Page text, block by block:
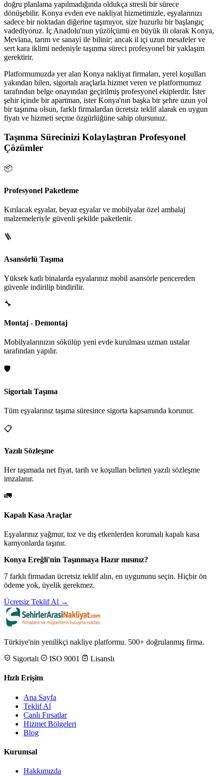
doğru planlama yapılmadığında oldukça stresli bir sürece
dönüşebilir. Konya evden eve nakliyat hizmetimizle, eşyalarınızı
sadece bir noktadan diğerine taşımıyor, size huzurlu bir başlangıç
vadediyoruz. İç Anadolu'nun yüzölçümü en büyük ili olarak Konya,
Mevlana, tarım ve sanayi ile bilinir; ancak il içi uzun mesafeler ve
sert kara iklimi nedeniyle taşınma süreci profesyonel bir yaklaşım
gerektirir.
Platformumuzda yer alan Konya nakliyat firmaları, yerel koşulları
yakından bilen, sigortalı araçlarla hizmet veren ve platformumuz
tarafından belge onayından geçirilmiş profesyonel ekiplerdir. İster
şehir içinde bir apartman, ister Konya'nın başka bir şehre uzun yol
bir taşınma olsun, farklı firmalardan ücretsiz teklif alarak en uygun
fiyatı ve hizmeti seçme özgürlüğüne sahip olursunuz.
Taşınma Sürecinizi Kolaylaştıran Profesyonel
Çözümler
📦
Profesyonel Paketleme
Kırılacak eşyalar, beyaz eşyalar ve mobilyalar özel ambalaj
malzemeleriyle güvenli şekilde paketlenir.
🪜
Asansörlü Taşıma
Yüksek katlı binalarda eşyalarınız mobil asansörle pencereden
güvenle indirilip bindirilir.
🔧
Montaj - Demontaj
Mobilyalarınızın sökülüp yeni evde kurulması uzman ustalar
tarafından yapılır.
🛡️
Sigortalı Taşıma
Tüm eşyalarınız taşıma süresince sigorta kapsamında korunur.
📋
Yazılı Sözleşme
Her taşımada net fiyat, tarih ve koşulları belirten yazılı sözleşme
imzalanır.
🚛
Kapalı Kasa Araçlar
Eşyalarınız yağmur, toz ve dış etkenlerden korumalı kapalı kasa
kamyonlarda taşınır.
Konya Ereğli'nin Taşınmaya Hazır mısınız?
7 farklı firmadan ücretsiz teklif alın, en uygununu seçin. Hiçbir ön
ödeme yok, üyelik gerekmez.
Ücretsiz Teklif Al →
Türkiye'nin yenilikçi nakliye platformu. 500+ doğrulanmış firma.
Sigortalı
ISO 9001 Lisanslı
Hızlı Erişim
Ana Sayfa
Teklif Al
Canlı Fırsatlar
Hizmet Bölgeleri
Blog
Kurumsal
Hakkımızda